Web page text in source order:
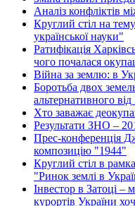
Аналіз конфліктів
Круглий стіл на
української науки"
Ратифікація
чого почалася
Війна за землю: в
Боротьба двох
альтернативного
Хто заважає
Результати ЗНО –
Прес-конференція
композицію "1944"
Круглий стіл в
"Ринок землі в
Інвестор в Затоці –
курортів України